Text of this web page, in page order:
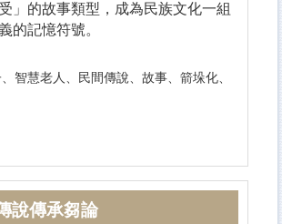
」的故事類型，成為民族文化一組
的記憶符號。
智慧老人、民間傳說、故事、箭垛化、
說傳承芻論